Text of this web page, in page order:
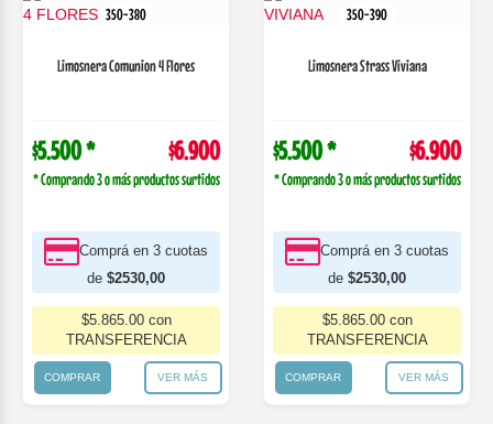
350-380
Limosnera Comunion 4 Flores
$5.500 * $6.900
* Comprando 3 o más productos surtidos
Comprá en 3 cuotas
de $2530,00
$5.865.00 con
TRANSFERENCIA
COMPRAR VER MÁS
350-390
Limosnera Strass Viviana
$5.500 * $6.900
* Comprando 3 o más productos surtidos
Comprá en 3 cuotas
de $2530,00
$5.865.00 con
TRANSFERENCIA
COMPRAR VER MÁS